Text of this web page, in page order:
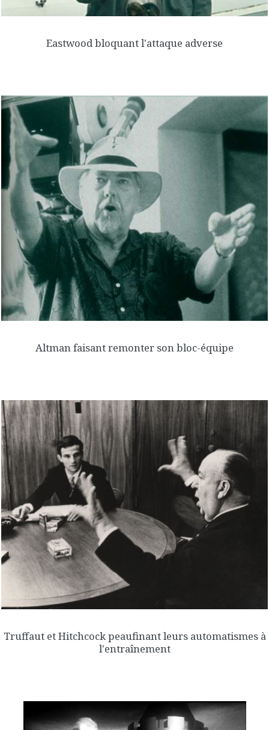
Eastwood bloquant l'attaque adverse
Altman faisant remonter son bloc-équipe
Truffaut et Hitchcock peaufinant leurs automatismes à
l'entraînement